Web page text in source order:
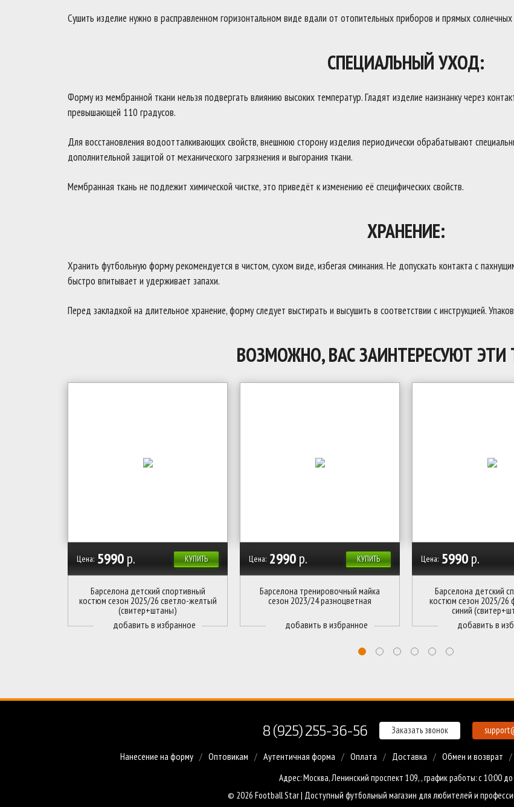
Сушить изделие нужно в расправленном горизонтальном виде вдали от отопительных приборов и прямых солнечных
СПЕЦИАЛЬНЫЙ УХОД:
Форму из мембранной ткани нельзя подвергать влиянию высоких температур. Гладят изделие наизнанку через
превышающей 110 градусов.
Для восстановления водоотталкивающих свойств, внешнюю сторону изделия периодически обрабатывают
дополнительной защитой от механического загрязнения и выгорания ткани.
Мембранная ткань не подлежит химической чистке, это приведёт к изменению её специфических свойств.
ХРАНЕНИЕ:
Хранить футбольную форму рекомендуется в чистом, сухом виде, избегая сминания. Не допускать контакта с
быстро впитывает и удерживает запахи.
Перед закладкой на длительное хранение, форму следует выстирать и высушить в соответствии с инструкцией.
ВОЗМОЖНО, ВАС ЗАИНТЕРЕСУЮТ ЭТИ
КУПИТЬ
Цена: 5990р.
Барселона детский спортивный
костюм сезон 2025/26 светло-желтый
(свитер+штаны)
КУПИТЬ
Цена: 2990р.
Барселона тренировочный майка
сезон 2023/24 разноцветная
Цена: 5990р.
Барселона детский
костюм сезон 2025/26
синий
8 (925) 255-36-56 Заказать звонок
Нанесение на форму Оптовикам Аутентичная форма Оплата Доставка Обмен и возврат
Адрес: Москва, Ленинский проспект 109, , график работы: с 10:00
© 2026 Football Star | Доступный футбольный магазин для любителей и